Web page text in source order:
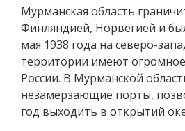
Мурманская область
Финляндией, Норвегией и
мая 1938 года на северо-
территории имеют
России. В Мурманской
незамерзающие порты,
год выходить в открытий